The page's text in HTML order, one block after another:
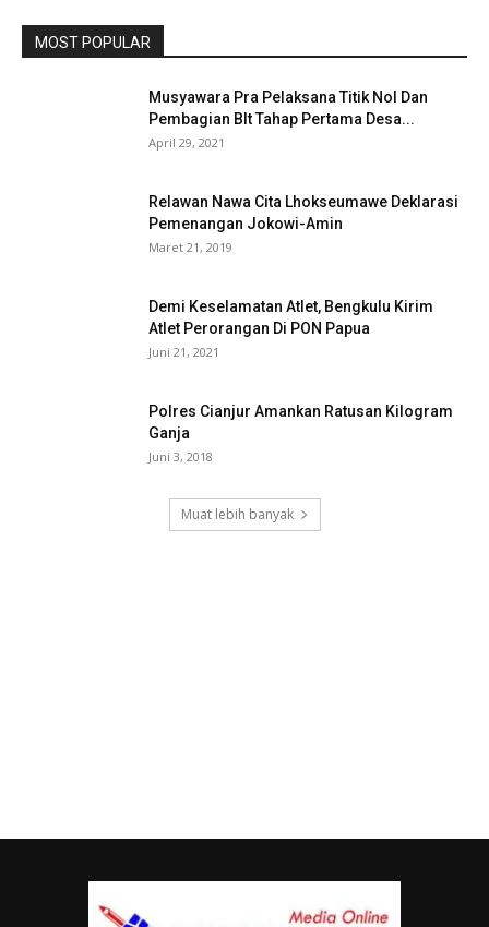
MOST POPULAR
Musyawara Pra Pelaksana Titik Nol Dan
Pembagian Blt Tahap Pertama Desa...
April 29, 2021
Relawan Nawa Cita Lhokseumawe Deklarasi
Pemenangan Jokowi-Amin
Maret 21, 2019
Demi Keselamatan Atlet, Bengkulu Kirim
Atlet Perorangan Di PON Papua
Juni 21, 2021
Polres Cianjur Amankan Ratusan Kilogram
Ganja
Juni 3, 2018
Muat lebih banyak